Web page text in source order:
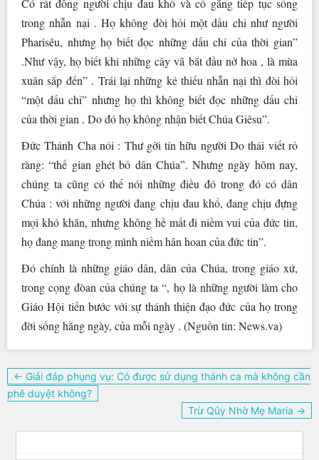
trong nhẫn nại . Họ không đòi hỏi một dấu chỉ như người
Pharisêu, nhưng họ biết đọc những dấu chỉ của thời gian”
.Như vậy, họ biết khi những cây vã bắt đầu nở hoa , là mùa
xuân sắp đến” . Trái lại những kẻ thiếu nhẫn nại thì đòi hỏi
“một dấu chỉ” nhưng họ thì không biết đọc những dấu chỉ
của thời gian . Do đó họ không nhận biết Chúa Giêsu”.
Đức Thánh Cha nói : Thư gởi tín hữu người Do thái viết rỏ
ràng: “thế gian ghét bỏ dân Chúa”. Nhưng ngày hôm nay,
chúng ta cũng có thể nói những điều đó trong đó có dân
Chúa : với những người đang chịu đau khổ, đang chịu đựng
mọi khó khăn, nhưng không hề mất đi niềm vui của đức tin,
họ đang mang trong mình niềm hân hoan của đức tin”.
Đó chính là những giáo dân, dân của Chúa, trong giáo xứ,
trong cọng đòan của chúng ta “, họ là những người làm cho
Giáo Hội tiến bước với sự thánh thiện đạo đức của họ trong
đời sống hằng ngày, của mỗi ngày . (Nguồn tin: News.va)
Điều
hướng
bài
← Giải đáp phụng vụ: Có được sử dụng thánh ca mà không cần
phê duyệt không?
Trừ Qủy Nhờ Mẹ Maria →